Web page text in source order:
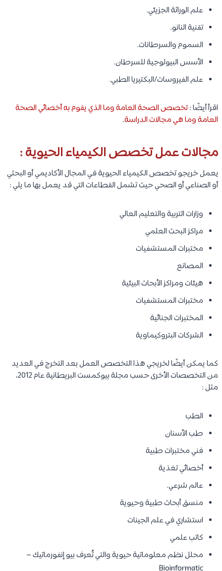
علم الوراثة الجزيئي.
تقنية النانو.
السموم والسرطانات.
الأسس البيولوجية للسرطان.
علم الفيروسات/البكتيريا الطبي.
اقرأ أيضًا :تخصص الصحة العامة وما الذي يقوم به أخصائي الصحة
العامة وما هي مجالات الدراسة.
مجالات عمل تخصص الكيمياء الحيوية :
يعمل خريجو تخصص الكيمياء الحيوية في المجال الأكاديمي أو البحثي
أو الصناعي أو الصحي حيث تشمل القطاعات التي قد يعمل بها ما يلي :
وزارات التربية والتعليم العالي
مراكز البحث العلمي
مختبرات المستشفيات
المصانع
هيئات ومراكز الأبحاث البيئية
مختبرات المستشفيات
المختبرات الجنائية
الشركات البتروكيماوية
كما يمكن أيضًا لخريجي هذا التخصص العمل بعد التخرج في العديد
من التخصصات الأخرى حسب مجلة بيوكمست البريطانية عام 2012،
مثل :
الطب
طب الأسنان
فني مختبرات طبية
أخصائي تغذية
عالم شرعي.
منسق أبحاث طبية وحيوية
استشاري في علم الجينات
كاتب علمي
محلل نظم معلوماتية حيوية والتي تُعرف بيو إنفورماتيك –